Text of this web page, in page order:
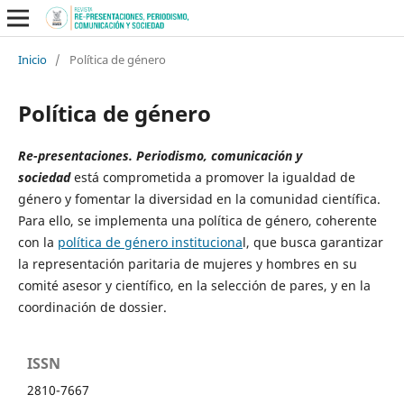
Inicio / Política de género
Política de género
Re-presentaciones. Periodismo, comunicación y
sociedad está comprometida a promover la igualdad de
género y fomentar la diversidad en la comunidad científica.
Para ello, se implementa una política de género, coherente
con la política de género institucional, que busca garantizar
la representación paritaria de mujeres y hombres en su
comité asesor y científico, en la selección de pares, y en la
coordinación de dossier.
ISSN
2810-7667